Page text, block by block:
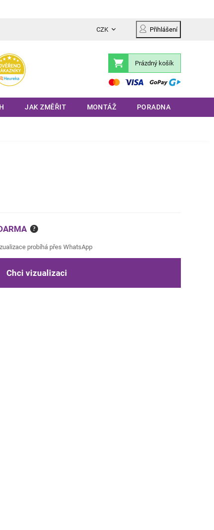
CZK Přihlášení
Nákupní
košík
Prázdný košík
JAK ZMĚŘIT MONTÁŽ PORADNA
?
probíhá přes WhatsApp
Chci vizualizaci